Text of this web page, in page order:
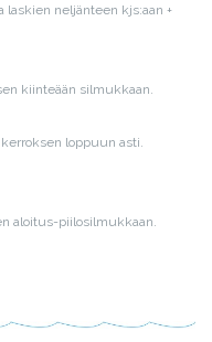
laskien neljänteen kjs:aan +
kiinteään silmukkaan.
loppuun asti.
aloitus-piilosilmukkaan.